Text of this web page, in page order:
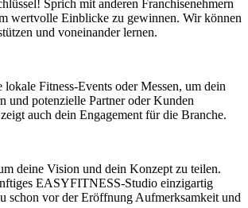
Sprich mit anderen Franchisenehmern
wertvolle Einblicke zu gewinnen. Wir können
und voneinander lernen.
Fitness-Events oder Messen, um dein
und potenzielle Partner oder Kunden
auch dein Engagement für die Branche.
deine Vision und dein Konzept zu teilen.
EASYFITNESS-Studio einzigartig
schon vor der Eröffnung Aufmerksamkeit und